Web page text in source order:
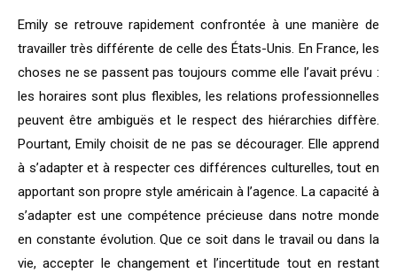
Emily se retrouve rapidement confrontée à une manière de
travailler très différente de celle des États-Unis. En France, les
choses ne se passent pas toujours comme elle l’avait prévu :
les horaires sont plus flexibles, les relations professionnelles
peuvent être ambiguës et le respect des hiérarchies diffère.
Pourtant, Emily choisit de ne pas se décourager. Elle apprend
à s’adapter et à respecter ces différences culturelles, tout en
apportant son propre style américain à l’agence. La capacité à
s’adapter est une compétence précieuse dans notre monde
en constante évolution. Que ce soit dans le travail ou dans la
vie, accepter le changement et l’incertitude tout en restant